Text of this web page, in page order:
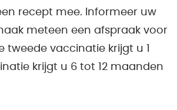
recept mee. Informeer uw
meteen een afspraak voor
vaccinatie krijgt u 1
krijgt u 6 tot 12 maanden